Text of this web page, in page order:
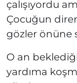
çalışıyordu
Çocuğun
gözler önüne
O an
yardıma